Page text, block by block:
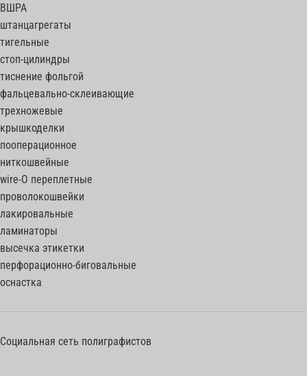
ВШРА
штанцагрегаты
тигельные
стоп-цилиндры
тиснение фольгой
фальцевально-склеивающие
трехножевые
крышкоделки
пооперационное
ниткошвейные
wire-O переплетные
проволокошвейки
лакировальные
ламинаторы
высечка этикетки
перфорационно-биговальные
оснастка
Социальная сеть полиграфистов